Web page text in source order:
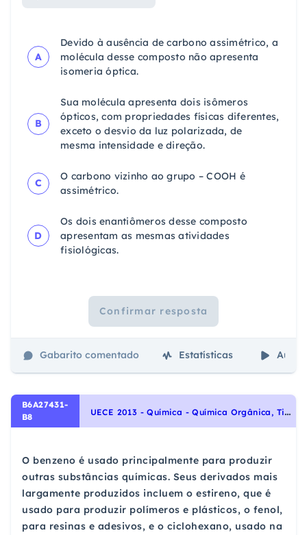
A
Devido à ausência de carbono assimétrico, a
molécula desse composto não apresenta
isomeria óptica.
B
Sua molécula apresenta dois isômeros
ópticos, com propriedades físicas diferentes,
exceto o desvio da luz polarizada, de
mesma intensidade e direção.
C
O carbono vizinho ao grupo – COOH é
assimétrico.
D
Os dois enantiômeros desse composto
apresentam as mesmas atividades
fisiológicas.
Confirmar resposta
Gabarito comentado Estatísticas Aulas
B6A27431-
B8
U
ECE 2013 - Química - Química Orgânica, Tipos de Reações Orgânicas: Substituição, Adição e Eliminação.
O benzeno é usado principalmente para produzir
outras substâncias químicas. Seus derivados mais
largamente produzidos incluem o estireno, que é
usado para produzir polímeros e plásticos, o fenol,
para resinas e adesivos, e o ciclohexano, usado na